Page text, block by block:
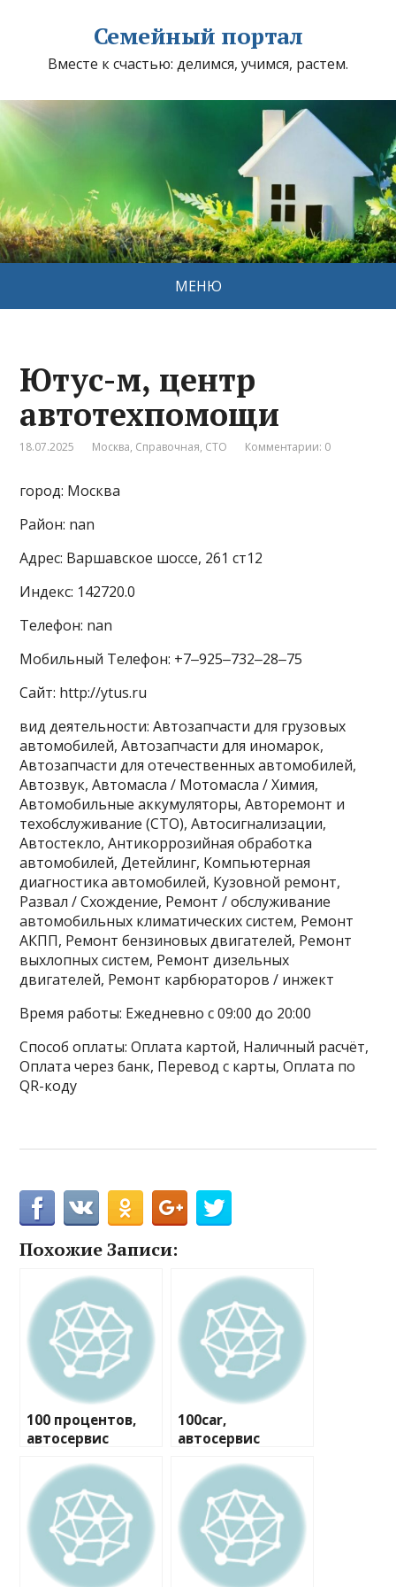
Семейный портал
Вместе к счастью: делимся, учимся, растем.
МЕНЮ
Ютус-м, центр
автотехпомощи
18.07.2025 Москва, Справочная, СТО Комментарии: 0
город: Москва
Район: nan
Адрес: Варшавское шоссе, 261 ст12
Индекс: 142720.0
Телефон: nan
Мобильный Телефон: +7‒925‒732‒28‒75
Сайт: http://ytus.ru
вид деятельности: Автозапчасти для грузовых
автомобилей, Автозапчасти для иномарок,
Автозапчасти для отечественных автомобилей,
Автозвук, Автомасла / Мотомасла / Химия,
Автомобильные аккумуляторы, Авторемонт и
техобслуживание (СТО), Автосигнализации,
Автостекло, Антикоррозийная обработка
автомобилей, Детейлинг, Компьютерная
диагностика автомобилей, Кузовной ремонт,
Развал / Схождение, Ремонт / обслуживание
автомобильных климатических систем, Ремонт
АКПП, Ремонт бензиновых двигателей, Ремонт
выхлопных систем, Ремонт дизельных
двигателей, Ремонт карбюраторов / инжект
Время работы: Ежедневно с 09:00 до 20:00
Способ оплаты: Оплата картой, Наличный расчёт,
Оплата через банк, Перевод с карты, Оплата по
QR-коду
Похожие Записи:
100 процентов,
автосервис
100car,
автосервис